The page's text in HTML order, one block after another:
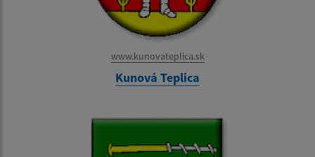
www.kunovateplica.sk
Kunová Teplica